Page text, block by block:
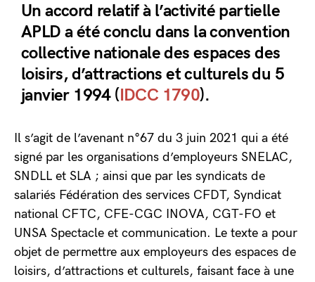
Un accord relatif à l’activité partielle
APLD a été conclu dans la convention
collective nationale des espaces des
loisirs, d’attractions et culturels du 5
janvier 1994 (IDCC 1790).
Il s’agit de l’avenant n°67 du 3 juin 2021 qui a été
signé par les organisations d’employeurs SNELAC,
SNDLL et SLA ; ainsi que par les syndicats de
salariés Fédération des services CFDT, Syndicat
national CFTC, CFE-CGC INOVA, CGT-FO et
UNSA Spectacle et communication. Le texte a pour
objet de permettre aux employeurs des espaces de
loisirs, d’attractions et culturels, faisant face à une